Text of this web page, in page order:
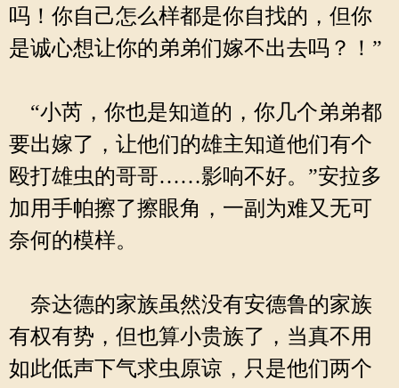
吗！你自己怎么样都是你自找的，但你
是诚心想让你的弟弟们嫁不出去吗？！”
“小芮，你也是知道的，你几个弟弟都
要出嫁了，让他们的雄主知道他们有个
殴打雄虫的哥哥……影响不好。”安拉多
加用手帕擦了擦眼角，一副为难又无可
奈何的模样。
奈达德的家族虽然没有安德鲁的家族
有权有势，但也算小贵族了，当真不用
如此低声下气求虫原谅，只是他们两个